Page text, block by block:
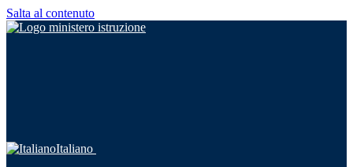
Salta al contenuto
Italiano